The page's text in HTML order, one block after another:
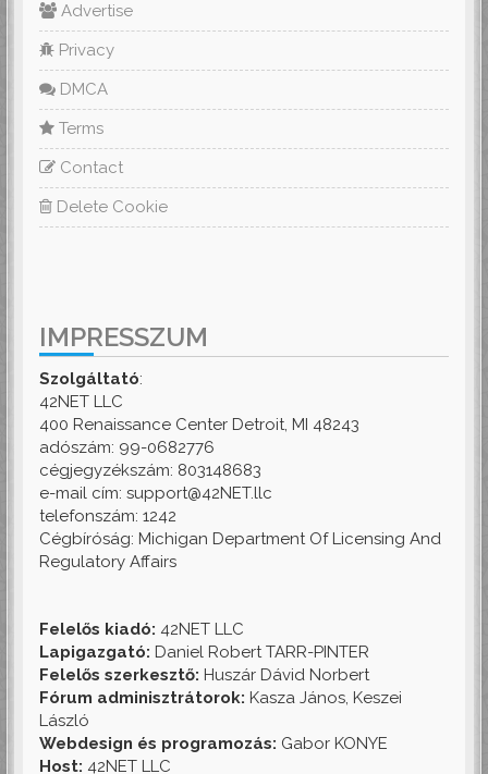
Advertise
Privacy
DMCA
Terms
Contact
Delete Cookie
IMPRESSZUM
Szolgáltató:
42NET LLC
400 Renaissance Center Detroit, MI 48243
adószám: 99-0682776
cégjegyzékszám: 803148683
e-mail cím: support@42NET.llc
telefonszám: 1242
Cégbíróság: Michigan Department Of Licensing And
Regulatory Affairs
Felelős kiadó: 42NET LLC
Lapigazgató: Daniel Robert TARR-PINTER
Felelős szerkesztő: Huszár Dávid Norbert
Fórum adminisztrátorok: Kasza János, Keszei
László
Webdesign és programozás: Gabor KONYE
Host: 42NET LLC